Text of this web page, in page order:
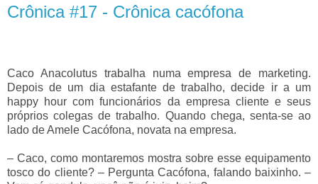
Crônica #17 - Crônica cacófona
Caco Anacolutus trabalha numa empresa de marketing.
Depois de um dia estafante de trabalho, decide ir a um
happy hour com funcionários da empresa cliente e seus
próprios colegas de trabalho. Quando chega, senta-se ao
lado de Amele Cacófona, novata na empresa.
– Caco, como montaremos mostra sobre esse equipamento
tosco do cliente? –Pergunta Cacófona, falando baixinho. –